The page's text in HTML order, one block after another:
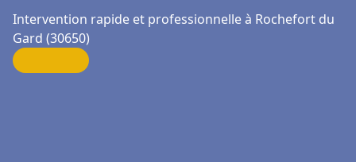
Intervention rapide et professionnelle à Rochefort du
Gard (30650)